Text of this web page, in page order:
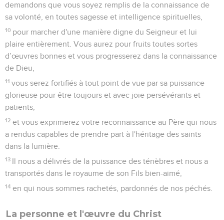
demandons que vous soyez remplis de la connaissance de
sa volonté, en toutes sagesse et intelligence spirituelles,
10 pour marcher d'une manière digne du Seigneur et lui
plaire entièrement. Vous aurez pour fruits toutes sortes
d’œuvres bonnes et vous progresserez dans la connaissance
de Dieu,
11 vous serez fortifiés à tout point de vue par sa puissance
glorieuse pour être toujours et avec joie persévérants et
patients,
12 et vous exprimerez votre reconnaissance au Père qui nous
a rendus capables de prendre part à l'héritage des saints
dans la lumière.
13 Il nous a délivrés de la puissance des ténèbres et nous a
transportés dans le royaume de son Fils bien-aimé,
14 en qui nous sommes rachetés, pardonnés de nos péchés.
La personne et l'œuvre du Christ